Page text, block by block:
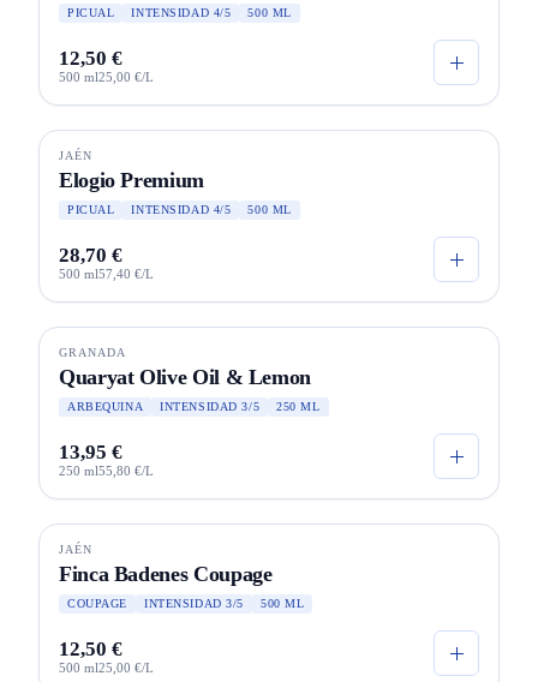
PICUAL INTENSIDAD 4/5 500 ML
12,50 €
500 ml25,00 €/L
JOYAS
Agotado
JAÉN
Elogio Premium
PICUAL INTENSIDAD 4/5 500 ML
28,70 €
500 ml57,40 €/L
GRANADA
Quaryat Olive Oil & Lemon
ARBEQUINA INTENSIDAD 3/5 250 ML
13,95 €
250 ml55,80 €/L
SELECCIÓN
JAÉN
Finca Badenes Coupage
COUPAGE INTENSIDAD 3/5 500 ML
12,50 €
500 ml25,00 €/L